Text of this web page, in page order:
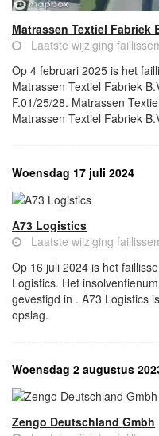
Matrassen Textiel Fabriek
Laatste wijziging
Op 4 februari 2025 is het
Matrassen Textiel Fabriek
F.01/25/28. Matrassen
Matrassen Textiel Fabriek
Woensdag 17 juli 2024
A73 Logistics
Laatste wijziging
Op 16 juli 2024 is het
Logistics. Het
gevestigd in . A73 Logistics
opslag.
Woensdag 2 augustus
Zengo Deutschland Gmbh